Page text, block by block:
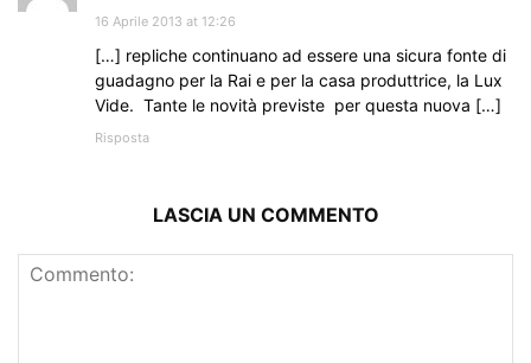
16 Aprile 2013 at 12:26
[…] repliche continuano ad essere una sicura fonte di
guadagno per la Rai e per la casa produttrice, la Lux
Vide. Tante le novità previste per questa nuova […]
Risposta
LASCIA UN COMMENTO